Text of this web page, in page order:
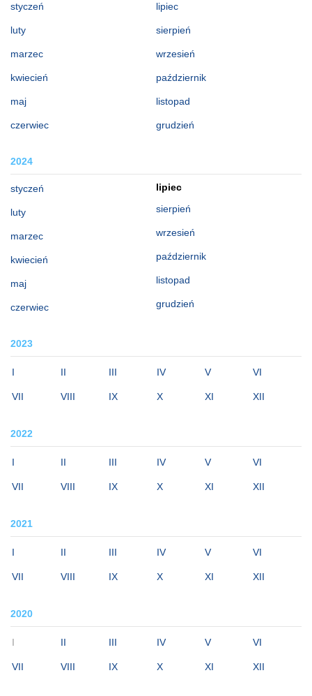
styczeń
luty
marzec
kwiecień
maj
czerwiec
lipiec
sierpień
wrzesień
październik
listopad
grudzień
2024
styczeń
luty
marzec
kwiecień
maj
czerwiec
lipiec
sierpień
wrzesień
październik
listopad
grudzień
2023
I II III IV V VI
VII VIII IX X XI XII
2022
I II III IV V VI
VII VIII IX X XI XII
2021
I II III IV V VI
VII VIII IX X XI XII
2020
I II III IV V VI
VII VIII IX X XI XII